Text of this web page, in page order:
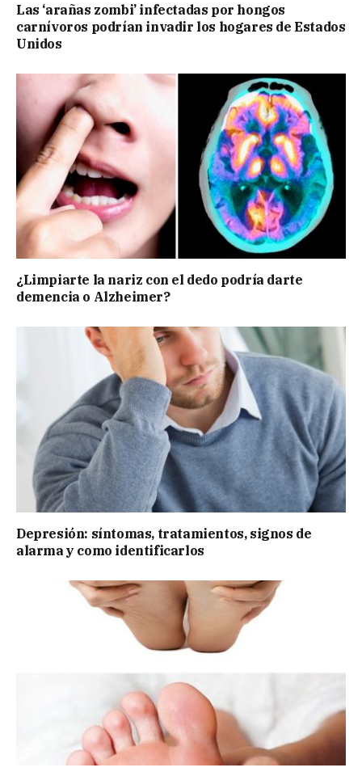
Las ‘arañas zombi’ infectadas por hongos
carnívoros podrían invadir los hogares de Estados
Unidos
¿Limpiarte la nariz con el dedo podría darte
demencia o Alzheimer?
Depresión: síntomas, tratamientos, signos de
alarma y como identificarlos